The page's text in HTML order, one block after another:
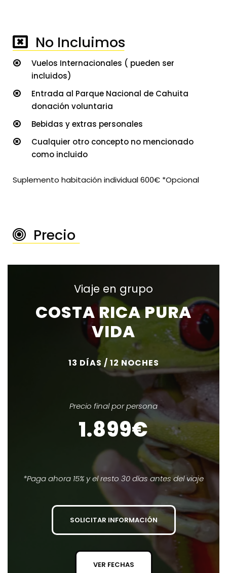
No Incluimos
────────────────────
Vuelos Internacionales ( pueden ser
incluidos)
Entrada al Parque Nacional de Cahuita
donación voluntaria
Bebidas y extras personales
Cualquier otro concepto no mencionado
como incluido
Suplemento habitación individual 600€ *Opcional
Precio
────────────
Viaje en grupo
COSTA RICA PURA
VIDA
13 DÍAS / 12 NOCHES
Precio final por persona
1.899€
*Paga ahora 15% y el resto 30 días antes del viaje
SOLICITAR INFORMACIÓN
VER FECHAS